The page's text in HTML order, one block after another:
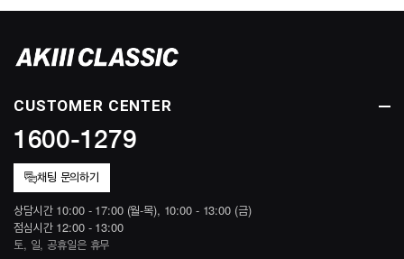
CUSTOMER CENTER
1600-1279
채팅 문의하기
상담시간 10:00 - 17:00 (월-목), 10:00 - 13:00 (금)
점심시간 12:00 - 13:00
토, 일, 공휴일은 휴무